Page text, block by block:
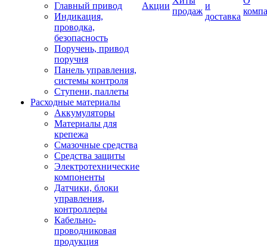
Главный привод
Индикация,
проводка,
безопасность
Поручень, привод
поручня
Панель управления,
системы контроля
Ступени, паллеты
Расходные материалы
Аккумуляторы
Материалы для
крепежа
Смазочные средства
Средства защиты
Электротехнические
компоненты
Датчики, блоки
управления,
контроллеры
Кабельно-
проводниковая
продукция
Акции
продаж
и
доставка